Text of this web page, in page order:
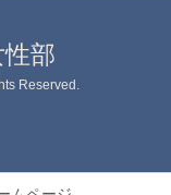
部
Reserved.